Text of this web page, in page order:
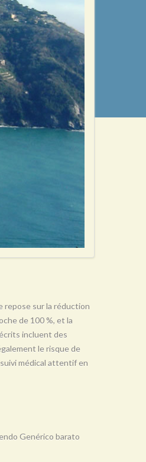
repose sur la réduction
de 100 %, et la
incluent des
le risque de
médical attentif en
Genérico barato